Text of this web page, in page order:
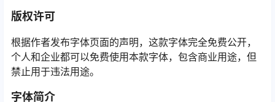
版权许可
根据作者发布字体页面的声明，这款字体完全免费公开，
个人和企业都可以免费使用本款字体，包含商业用途，但
禁止用于违法用途。
字体简介